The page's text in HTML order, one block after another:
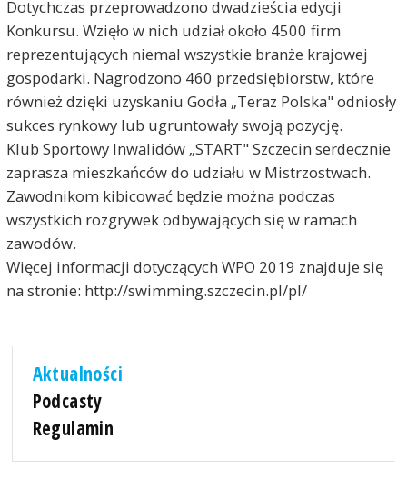
Dotychczas przeprowadzono dwadzieścia edycji
Konkursu. Wzięło w nich udział około 4500 firm
reprezentujących niemal wszystkie branże krajowej
gospodarki. Nagrodzono 460 przedsiębiorstw, które
również dzięki uzyskaniu Godła „Teraz Polska" odniosły
sukces rynkowy lub ugruntowały swoją pozycję.
Klub Sportowy Inwalidów „START" Szczecin serdecznie
zaprasza mieszkańców do udziału w Mistrzostwach.
Zawodnikom kibicować będzie można podczas
wszystkich rozgrywek odbywających się w ramach
zawodów.
Więcej informacji dotyczących WPO 2019 znajduje się
na stronie: http://swimming.szczecin.pl/pl/
Aktualności
Podcasty
Regulamin